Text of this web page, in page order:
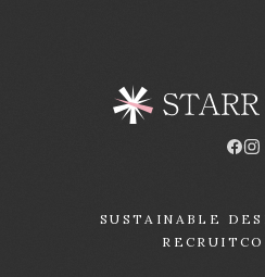
SUSTAINABLE
RECRUIT